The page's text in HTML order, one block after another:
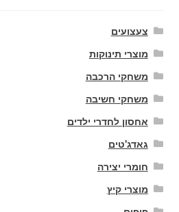
צעצועים
מוצרי תינוקות
משחקי הרכבה
משחקי חשיבה
אחסון לחדרי ילדים
גאדג'טים
חומרי יצירה
מוצרי קיץ